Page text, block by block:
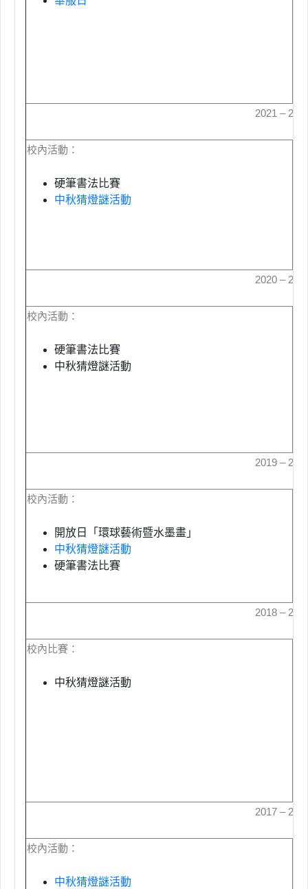
2021 –
校內活動：
硬筆書法比賽
中秋猜燈謎活動
2020 –
校內活動：
硬筆書法比賽
中秋猜燈謎活動
2019 –
校內活動：
開放日「環球藝術暨水墨畫」
中秋猜燈謎活動
硬筆書法比賽
2018 –
校內比賽：
中秋猜燈謎活動
2017 –
校內活動：
中秋猜燈謎活動